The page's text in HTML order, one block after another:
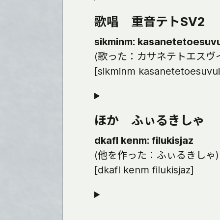
歌唱 重音テトSV2
sikminm:
(歌った：カサネテトエスヴ
[sikminm
ほか ふぃるきしゃ
dkafl kenm: filukisjaz
(他を作った：ふぃるきしゃ)
[dkafl kenm filukisjaz]